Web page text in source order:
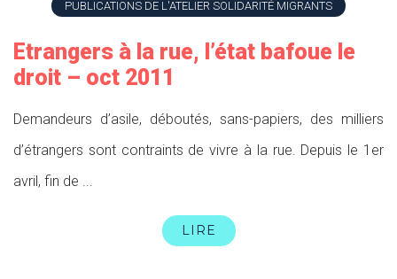
PUBLICATIONS DE L'ATELIER SOLIDARITÉ MIGRANTS
Etrangers à la rue, l’état bafoue le
droit – oct 2011
Demandeurs d’asile, déboutés, sans-papiers, des milliers
d’étrangers sont contraints de vivre à la rue. Depuis le 1er
avril, fin de ...
LIRE